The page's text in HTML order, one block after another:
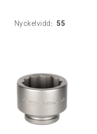
Nyckelvidd : 55